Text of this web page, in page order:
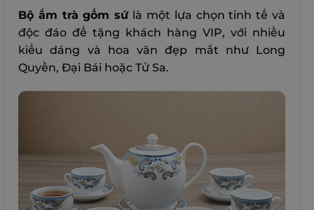
Bộ ấm trà gốm sứlà một lựa chọn tinh tế và
độc đáo để tặng khách hàng VIP, với nhiều
kiểu dáng và hoa văn đẹp mắt như Long
Quyền, Đại Bái hoặc Tử Sa.